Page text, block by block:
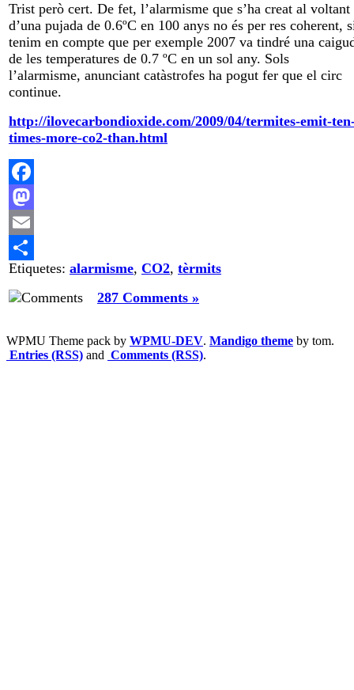
Trist però cert. De fet, l’alarmisme que s’ha creat al voltant
d’una pujada de 0.6ºC en 100 anys no és per res coherent,
tenim en compte que per exemple 2007 va tindré una
de les temperatures de 0.7 ºC en un sol any. Sols
l’alarmisme, anunciant catàstrofes ha pogut fer que el circ
continue.
http://ilovecarbondioxide.com/2009/04/termites-emit-
times-more-co2-than.html
Facebook
Mastodon
Email
Comparteix
Etiquetes: alarmisme, CO2, tèrmits
287 Comments »
WPMU Theme pack by WPMU-DEV. Mandigo theme by tom.
Entries (RSS) and Comments (RSS).